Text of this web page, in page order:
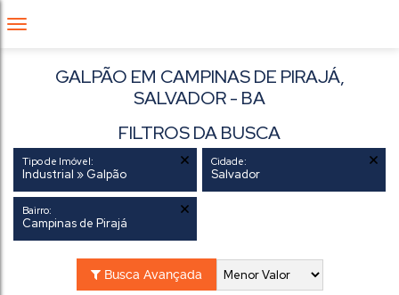
GALPÃO EM CAMPINAS DE PIRAJÁ,
SALVADOR - BA
FILTROS DA BUSCA
Tipo de Imóvel:
Industrial » Galpão
Cidade:
Salvador
Bairro:
Campinas de Pirajá
Busca Avançada